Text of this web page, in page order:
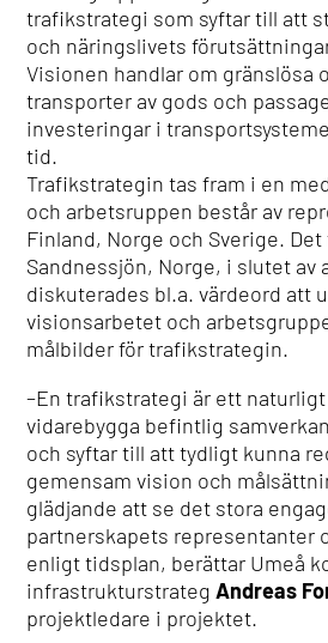
trafikstrategi som syftar till att
och näringslivets
Visionen handlar om gränslösa
transporter av gods och
investeringar i
tid.
Trafikstrategin tas fram i en
och arbetsruppen består av
Finland, Norge och Sverige.
Sandnessjön, Norge, i slutet av
diskuterades bl.a. värdeord att
visionsarbetet och
målbilder för trafikstrategin.
–En trafikstrategi är ett
vidarebygga befintlig
och syftar till att tydligt kunna
gemensam vision och
glädjande att se det stora
partnerskapets representanter
enligt tidsplan, berättar Umeå
infrastrukturstrategAndreas
projektledare i projektet.